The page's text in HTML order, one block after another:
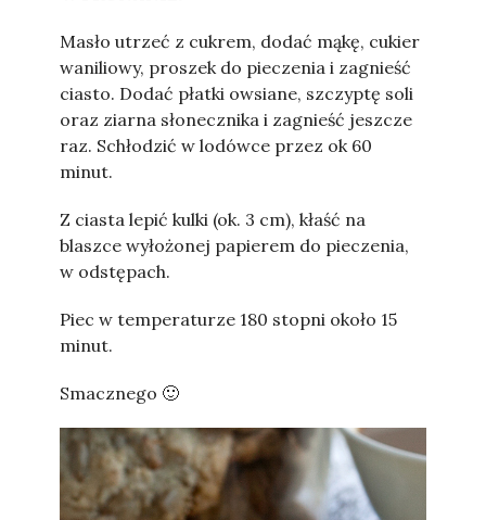
Masło utrzeć z cukrem, dodać mąkę, cukier
waniliowy, proszek do pieczenia i zagnieść
ciasto. Dodać płatki owsiane, szczyptę soli
oraz ziarna słonecznika i zagnieść jeszcze
raz. Schłodzić w lodówce przez ok 60
minut.
Z ciasta lepić kulki (ok. 3 cm), kłaść na
blaszce wyłożonej papierem do pieczenia,
w odstępach.
Piec w temperaturze 180 stopni około 15
minut.
Smacznego 🙂